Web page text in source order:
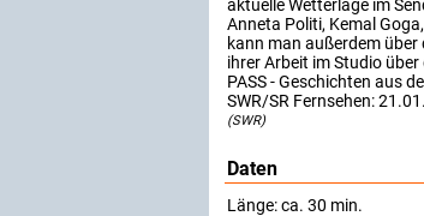
aktuelle Wetterlage im
Anneta Politi, Kemal
kann man außerdem über
ihrer Arbeit im Studio über
PASS - Geschichten aus
SWR/SR Fernsehen:
(SWR)
Daten
Länge: ca. 30 min.